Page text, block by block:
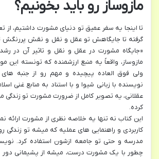
مازوساز رو باید بخونیم؟
تا اینجا یه سفر عمیق تو دنیای مشورت داشتیم،
گرفته تا جایگاهش تو عقل و نقل و نقش پررنگش
«جایگاه مشورت در عقل و نقل و تاثیر آن در
مازوساز، واقعاً یه منبع ارزشمنده که تونسته
ولی فوق العاده پیچیده و مهم رو از جنبه
نویسنده با زبانی شیوا و با استناد به منابع غنی
عقلانی، یه تصویر کامل از ضرورت مشورت تو زندگی
کرده.
این کتاب نه تنها یه خلاصه نظری از مشورت ارائه
کاربردی و راهنمایی های عملیه که میشه تو زندگی
مدرسه و حتی تو جامعه ازشون استفاده کرد.
چطور با یک مشورت درست، میشه از پشیمانی دور